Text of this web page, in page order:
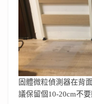
固體微粒偵測器在背
議保留個10-20cm不